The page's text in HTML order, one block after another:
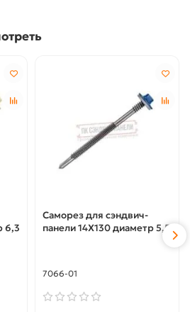
6,3
Саморез для сэндвич-
панели 14X130 диаметр 5,5
7066-01